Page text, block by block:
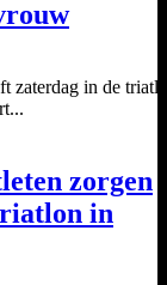
zaterdag in de
zorgen
in